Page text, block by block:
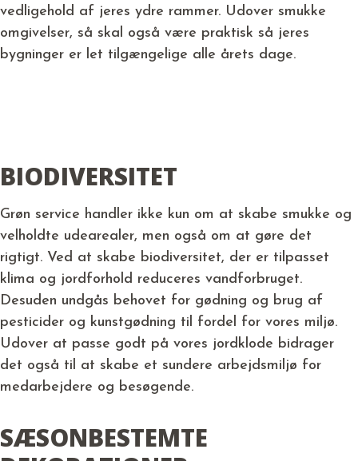
vedligehold af jeres ydre rammer. Udover smukke
omgivelser, så skal også være praktisk så jeres
bygninger er let tilgængelige alle årets dage.
BIODIVERSITET
Grøn service handler ikke kun om at skabe smukke og
velholdte udearealer, men også om at gøre det
rigtigt. Ved at skabe biodiversitet, der er tilpasset
klima og jordforhold reduceres vandforbruget.
Desuden undgås behovet for gødning og brug af
pesticider og kunstgødning til fordel for vores miljø.
Udover at passe godt på vores jordklode bidrager
det også til at skabe et sundere arbejdsmiljø for
medarbejdere og besøgende.
SÆSONBESTEMTE